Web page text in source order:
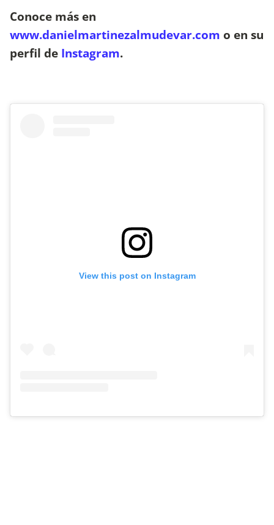
Conoce más en
www.danielmartinezalmudevar.com o en su
perfil de Instagram.
View this post on Instagram